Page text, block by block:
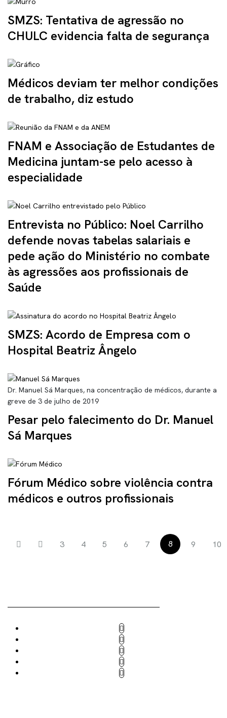
SMZS: Tentativa de agressão no
CHULC evidencia falta de segurança
Médicos deviam ter melhor condições
de trabalho, diz estudo
FNAM e Associação de Estudantes de
Medicina juntam-se pelo acesso à
especialidade
Entrevista no Público: Noel Carrilho
defende novas tabelas salariais e
pede ação do Ministério no combate
às agressões aos profissionais de
Saúde
SMZS: Acordo de Empresa com o
Hospital Beatriz Ângelo
Dr. Manuel Sá Marques, na concentração de médicos, durante a
greve de 3 de julho de 2019
Pesar pelo falecimento do Dr. Manuel
Sá Marques
Fórum Médico sobre violência contra
médicos e outros profissionais
3 4 5 6 7 8 9 10